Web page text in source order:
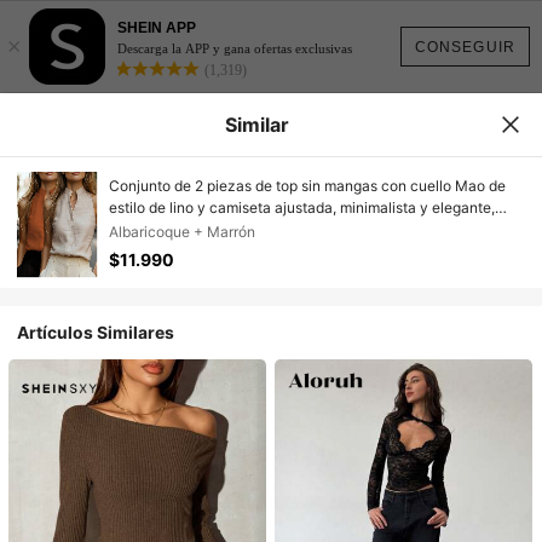
CONSEGUIR
×
SHEIN APP
Descarga la APP y gana ofertas exclusivas
(1,319)
Similar
Conjunto de 2 piezas de top sin mangas con cuello Mao de
estilo de lino y camiseta ajustada, minimalista y elegante,
adecuado para la oficina, casual, citas, vacaciones y talla
grande ocasiones de verano
Albaricoque + Marrón
$11.990
Artículos Similares